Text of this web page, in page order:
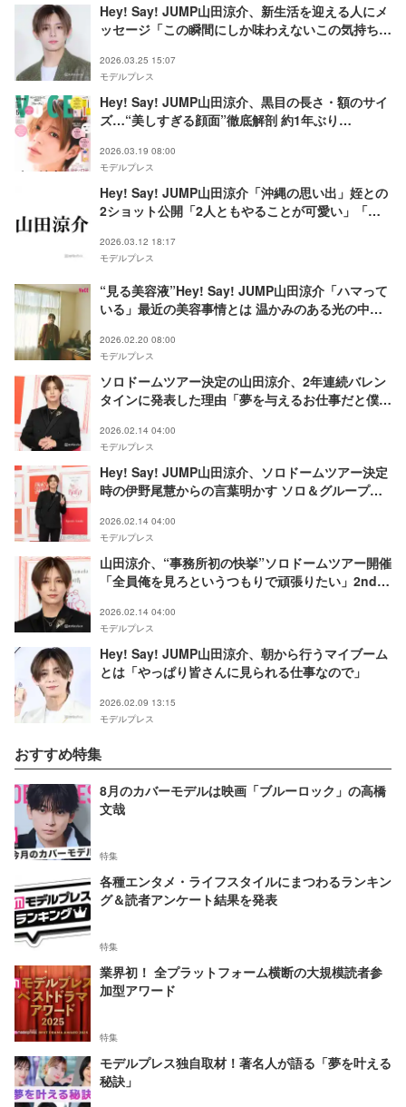
Hey! Say! JUMP山田涼介、新生活を迎える人にメ
ッセージ「この瞬間にしか味わえないこの気持ちを
2026.03.25 15:07
モデルプレス
Hey! Say! JUMP山田涼介、黒目の長さ・額のサイ
ズ…“美しすぎる顔面”徹底解剖 約1年ぶり
2026.03.19 08:00
モデルプレス
Hey! Say! JUMP山田涼介「沖縄の思い出」姪との
2ショット公開「2人ともやることが可愛い」「助
2026.03.12 18:17
モデルプレス
“見る美容液”Hey! Say! JUMP山田涼介「ハマって
いる」最近の美容事情とは 温かみのある光の中で
2026.02.20 08:00
モデルプレス
ソロドームツアー決定の山田涼介、2年連続バレン
タインに発表した理由「夢を与えるお仕事だと僕は
2026.02.14 04:00
モデルプレス
Hey! Say! JUMP山田涼介、ソロドームツアー決定
時の伊野尾慧からの言葉明かす ソロ＆グループと
2026.02.14 04:00
モデルプレス
山田涼介、“事務所初の快挙”ソロドームツアー開催
「全員俺を見ろというつもりで頑張りたい」2ndア
2026.02.14 04:00
モデルプレス
Hey! Say! JUMP山田涼介、朝から行うマイブーム
とは「やっぱり皆さんに見られる仕事なので」
2026.02.09 13:15
モデルプレス
おすすめ特集
8月のカバーモデルは映画「ブルーロック」の高橋
文哉
特集
各種エンタメ・ライフスタイルにまつわるランキン
グ＆読者アンケート結果を発表
特集
業界初！ 全プラットフォーム横断の大規模読者参
加型アワード
特集
モデルプレス独自取材！著名人が語る「夢を叶える
秘訣」